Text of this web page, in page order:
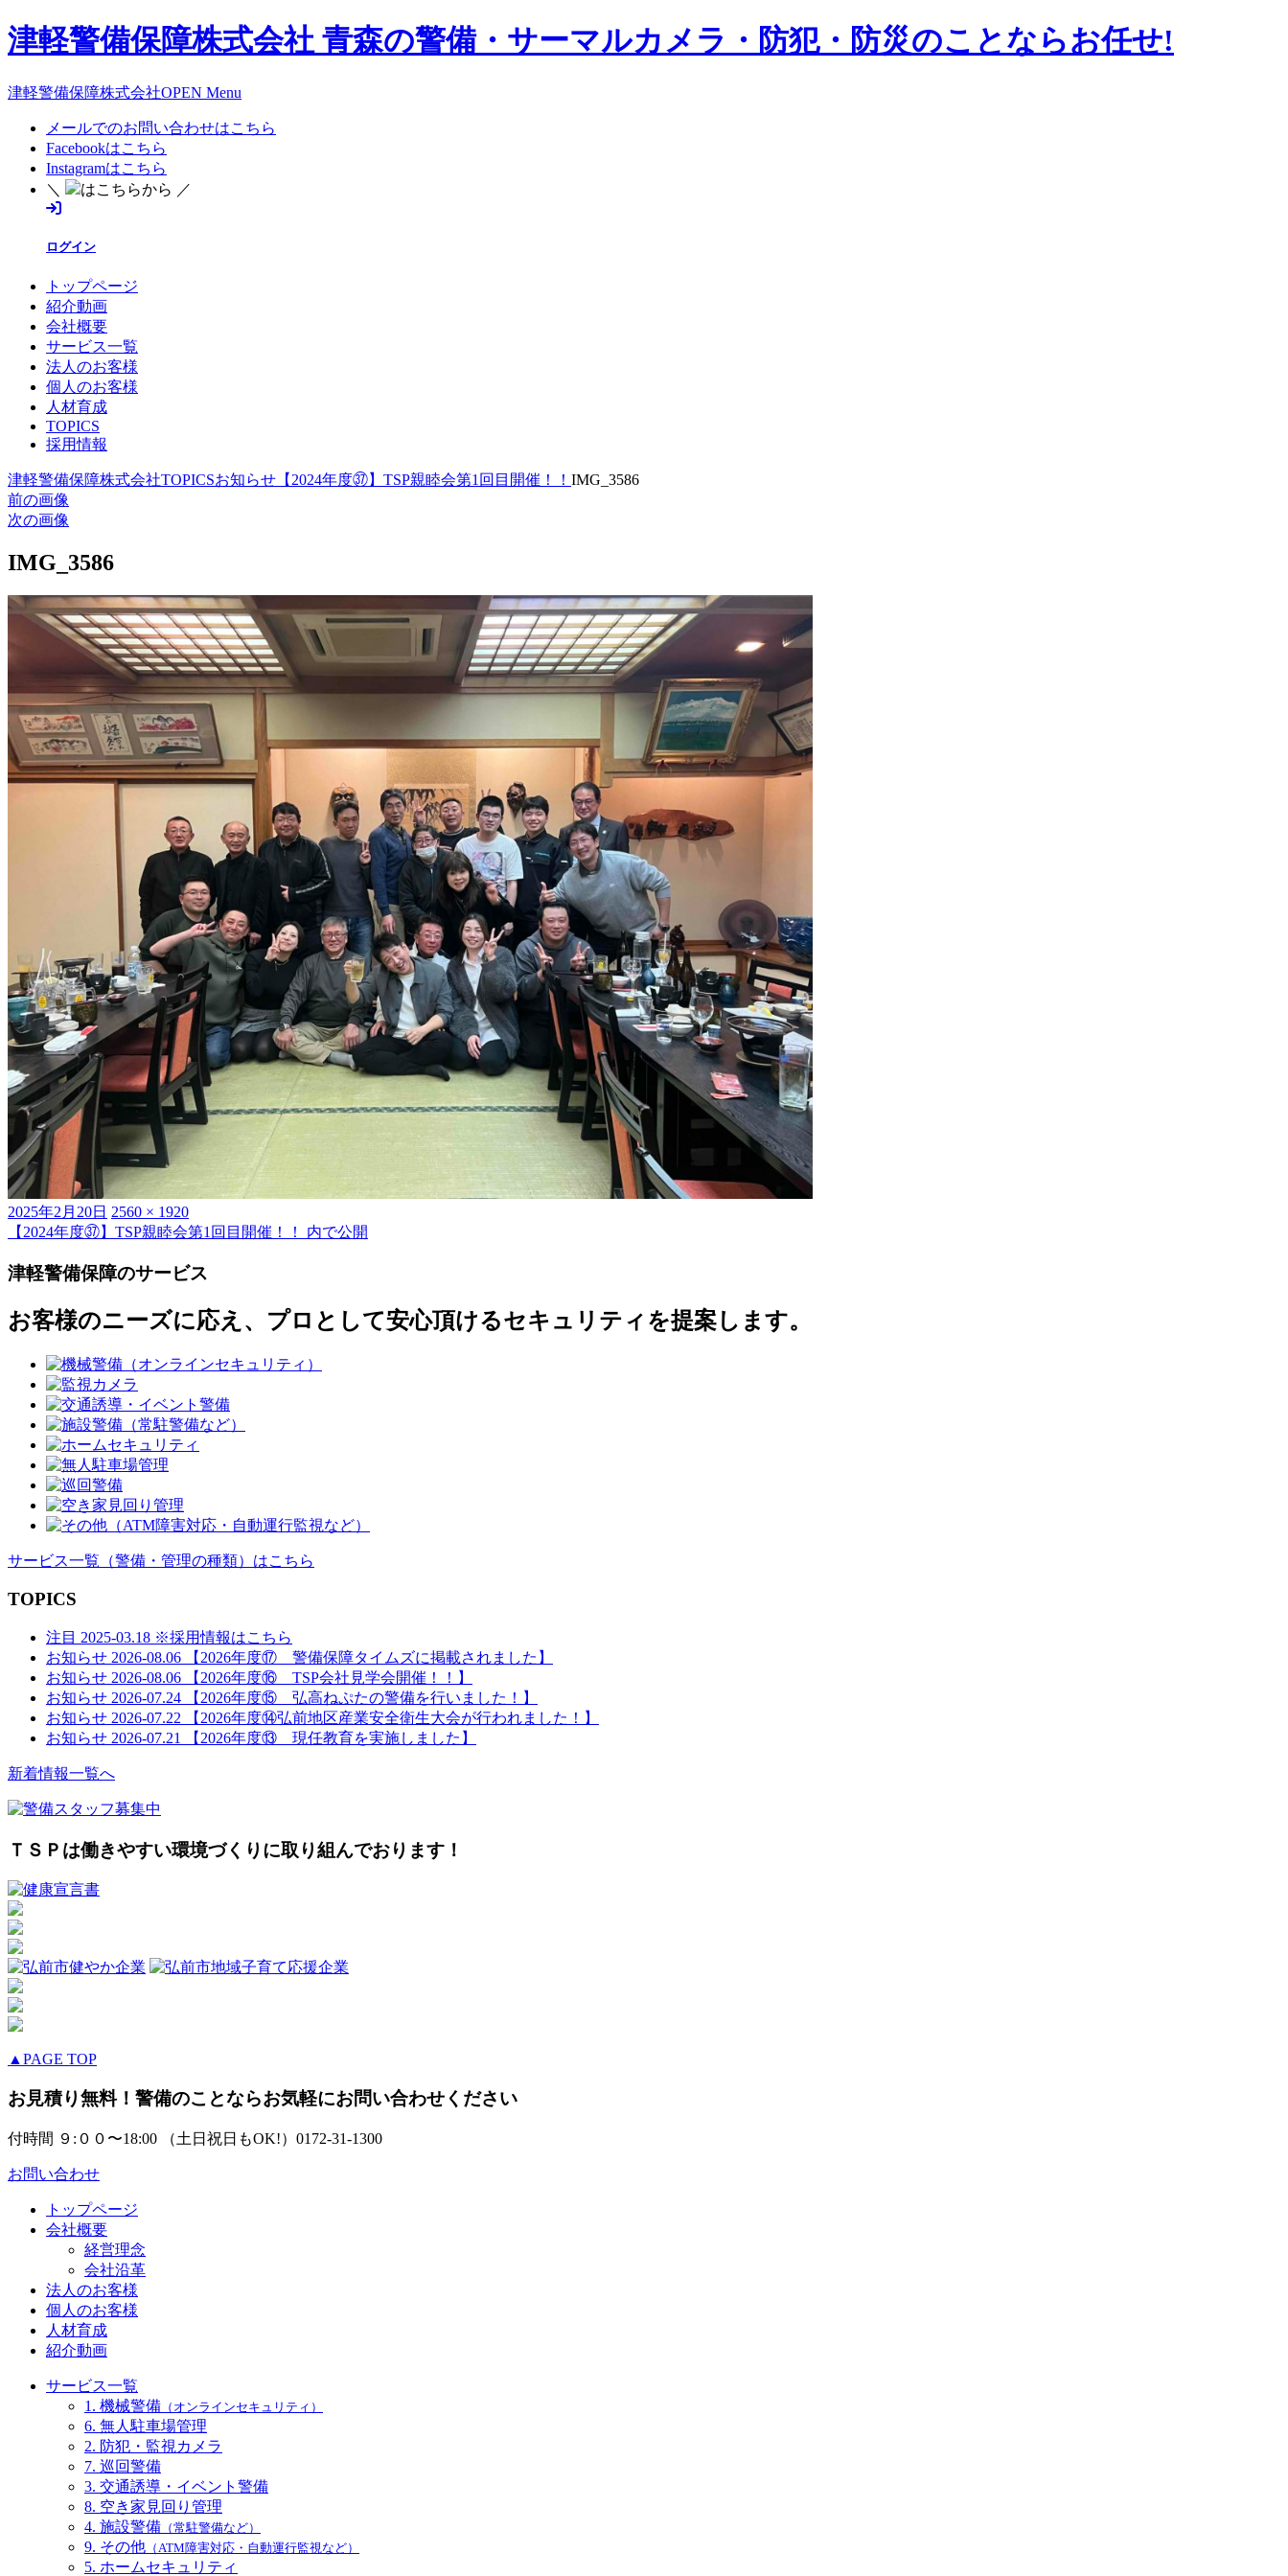
津軽警備保障株式会社 青森の警備・サーマルカメラ・防犯・防災のことならお任せ!
津軽警備保障株式会社OPEN Menu
メールでのお問い合わせはこちら
Facebookはこちら
Instagramはこちら
＼
はこちらから ／
ログイン
トップページ
紹介動画
会社概要
サービス一覧
法人のお客様
個人のお客様
人材育成
TOPICS
採用情報
津軽警備保障株式会社TOPICSお知らせ 【2024年度㊲】TSP親睦会第1回目開催！！ IMG_3586
前の画像
次の画像
IMG_3586
投
稿
2025年2月20日 フ
ル
イ
2560 × 1920
投
稿
ビ
【2024年度㊲】TSP親睦会第1回目開催！！ 内で公開
津軽警備保障のサービス
お客様のニーズに応え、プロとして安心頂けるセキュリティを提案します。
サービス一覧 （警備・管理の種類） はこちら
TOPICS
注目 2025-03.18 ※採用情報はこちら
お知らせ 2026-08.06
【2026年度⑰ 警備保障タイムズに掲載されました】
お知らせ 2026-08.06
【2026年度⑯ TSP会社見学会開催！！】
お知らせ 2026-07.24
【2026年度⑮ 弘高ねぷたの警備を行いました！】
お知らせ 2026-07.22
【2026年度⑭弘前地区産業安全衛生大会が行われました！】
お知らせ 2026-07.21 【2026年度⑬ 現任教育を実施しました】
新着情報一覧へ
ＴＳＰは働きやすい環境づくりに取り組んでおります！
▲PAGE TOP
お見積り無料！警備のことならお気軽にお問い合わせください
付時間 ９:００〜18:00 （土日祝日もOK!） 0172-31-1300
お問い合わせ
トップページ
会社概要
経営理念
会社沿革
法人のお客様
個人のお客様
人材育成
紹介動画
サービス一覧
1. 機械警備 （オンラインセキュリティ）
6. 無人駐車場管理
2. 防犯・監視カメラ
7. 巡回警備
3. 交通誘導・イベント警備
8. 空き家見回り管理
4. 施設警備 （常駐警備など）
9. その他 （ATM障害対応・自動運行監視など）
5. ホームセキュリティ